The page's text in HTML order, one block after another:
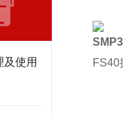
及使用
FS40